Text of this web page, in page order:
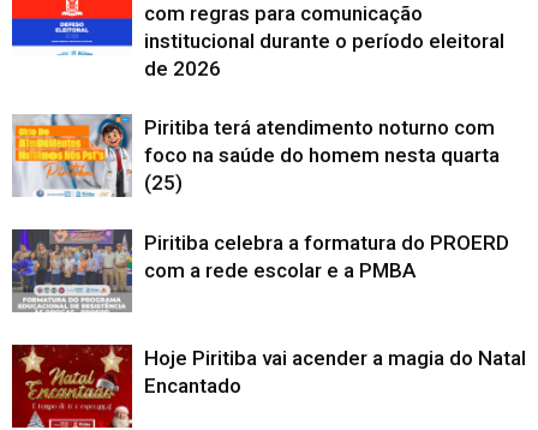
com regras para comunicação
institucional durante o período eleitoral
de 2026
Piritiba terá atendimento noturno com
foco na saúde do homem nesta quarta
(25)
Piritiba celebra a formatura do PROERD
com a rede escolar e a PMBA
Hoje Piritiba vai acender a magia do Natal
Encantado